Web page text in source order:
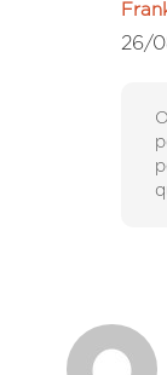
26/